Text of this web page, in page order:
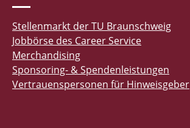
Stellenmarkt der TU Braunschweig
Jobbörse des Career Service
Merchandising
Sponsoring- & Spendenleistungen
Vertrauenspersonen für Hinweisgeber